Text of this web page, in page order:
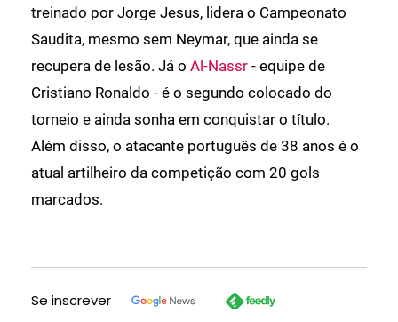
treinado por Jorge Jesus, lidera o Campeonato
Saudita, mesmo sem Neymar, que ainda se
recupera de lesão. Já o Al-Nassr - equipe de
Cristiano Ronaldo - é o segundo colocado do
torneio e ainda sonha em conquistar o título.
Além disso, o atacante português de 38 anos é o
atual artilheiro da competição com 20 gols
marcados.
Se inscrever